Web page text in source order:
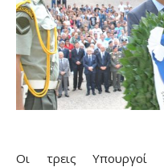
Οι τρεις Υπουργοί